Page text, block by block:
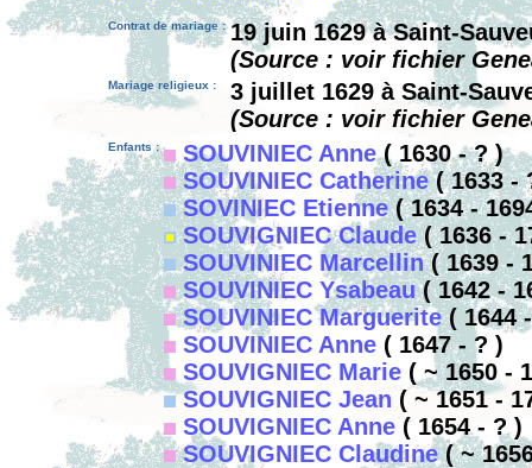
Contrat de mariage : 19 juin 1629 à Saint-
(Source : voir fichier
Mariage religieux :
3 juillet 1629 à Saint-
(Source : voir fichier
Enfants : SOUVINIEC Anne( 1630 - ? )
SOUVINIEC Catherine( 1633 -
SOVINIEC Etienne( 1634 -
SOUVIGNIEC Claude( 1636 -
SOUVINIEC Marcellin( 1639 -
SOUVINIEC Ysabeau( 1642 -
SOUVINIEC Marguerite( 1644
SOUVINIEC Anne ( 1647 - ? )
SOUVIGNIEC Marie ( ~ 1650 -
SOUVIGNIEC Jean ( ~ 1651 -
SOUVIGNIEC Anne ( 1654 - ? )
SOUVIGNIEC Claudine( ~